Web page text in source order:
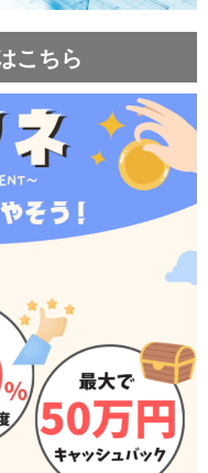
こちら